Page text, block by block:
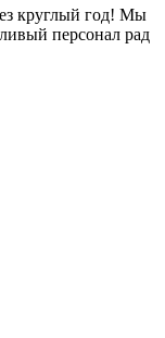
круглый год! Мы
персонал рад